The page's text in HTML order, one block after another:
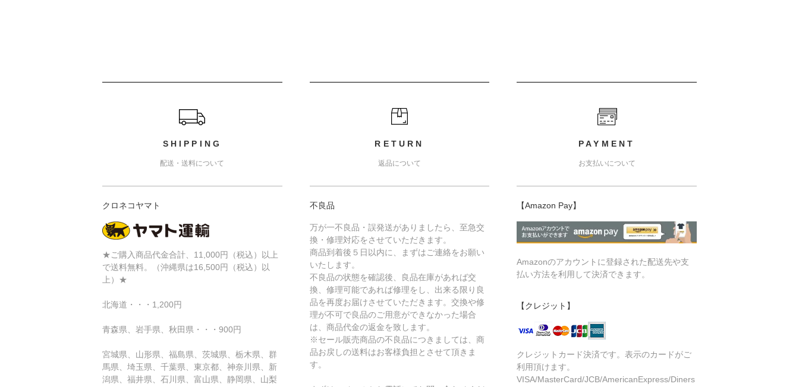
ショッピングガイド
SHIPPING
配送・送料について
クロネコヤマト
★ご購入商品代金合計、11,000円（税込）以上
で送料無料。（沖縄県は16,500円（税込）以
上）★
北海道・・・1,200円
青森県、岩手県、秋田県・・・900円
宮城県、山形県、福島県、茨城県、栃木県、群
馬県、埼玉県、千葉県、東京都、神奈川県、新
潟県、福井県、石川県、富山県、静岡県、山梨
RETURN
返品について
不良品
万が一不良品・誤発送がありましたら、至急交
換・修理対応をさせていただきます。
商品到着後５日以内に、まずはご連絡をお願い
いたします。
不良品の状態を確認後、良品在庫があれば交
換、修理可能であれば修理をし、出来る限り良
品を再度お届けさせていただきます。交換や修
理が不可で良品のご用意ができなかった場合
は、商品代金の返金を致します。
※セール販売商品の不良品につきましては、商
品お戻しの送料はお客様負担とさせて頂きま
す。
PAYMENT
お支払いについて
【Amazon Pay】
Amazonのアカウントに登録された配送先や支
払い方法を利用して決済できます。
【クレジット】
クレジットカード決済です。表示のカードがご
利用頂けます。
VISA/MasterCard/JCB/AmericanExpress/Diners